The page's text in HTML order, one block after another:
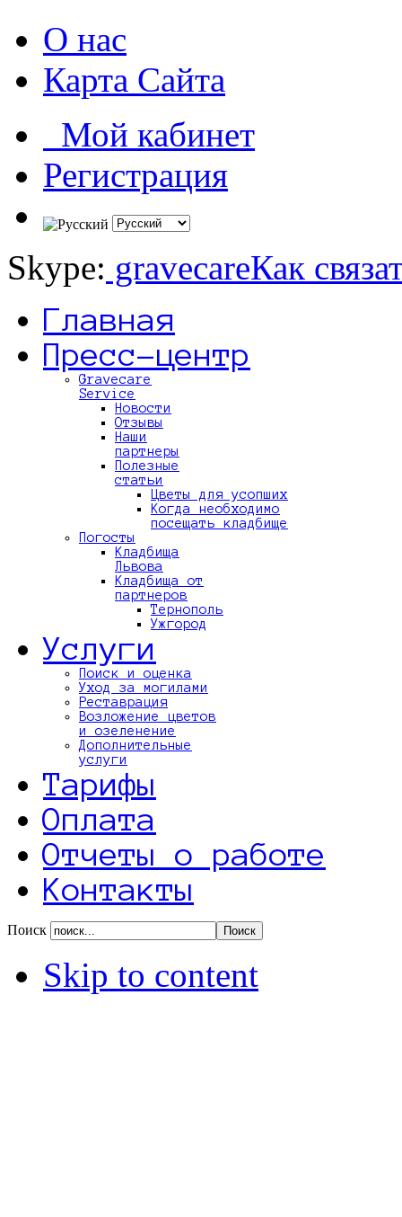
О нас
Карта Сайта
Мой кабинет
Регистрация
Skype: gravecareКак
Главная
Пресс-центр
Gravecare
Service
Новости
Отзывы
Наши
партнеры
Полезные
статьи
Цветы для усопших
Когда необходимо
посещать кладбище
Погосты
Кладбища
Львова
Кладбища от
партнеров
Тернополь
Ужгород
Услуги
Поиск и оценка
Уход за могилами
Реставрация
Возложение цветов
и озеленение
Дополнительные
услуги
Тарифы
Оплата
Отчеты о работе
Контакты
Поиск
Skip to content